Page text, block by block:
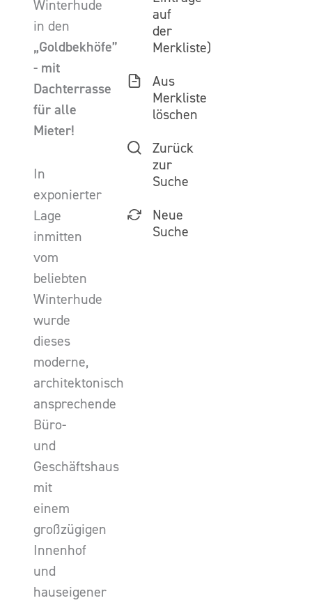
Winterhude
in den
„Goldbekhöfe”
- mit
Dachterrasse
für alle
Mieter!
In
exponierter
Lage
inmitten
vom
beliebten
Winterhude
wurde
dieses
moderne,
architektonisch
ansprechende
Büro-
und
Geschäftshaus
mit
einem
großzügigen
Innenhof
und
hauseigener
auf
der
Merkliste)
Aus
Merkliste
löschen
Zurück
zur
Suche
Neue
Suche